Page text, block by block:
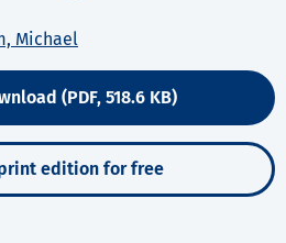
Michael
(PDF, 518.6 KB)
edition for free